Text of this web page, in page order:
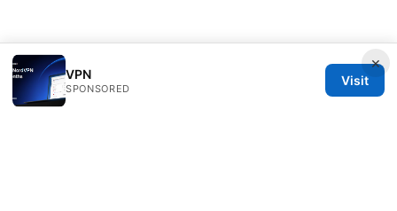
×
VPN
SPONSORED
Visit